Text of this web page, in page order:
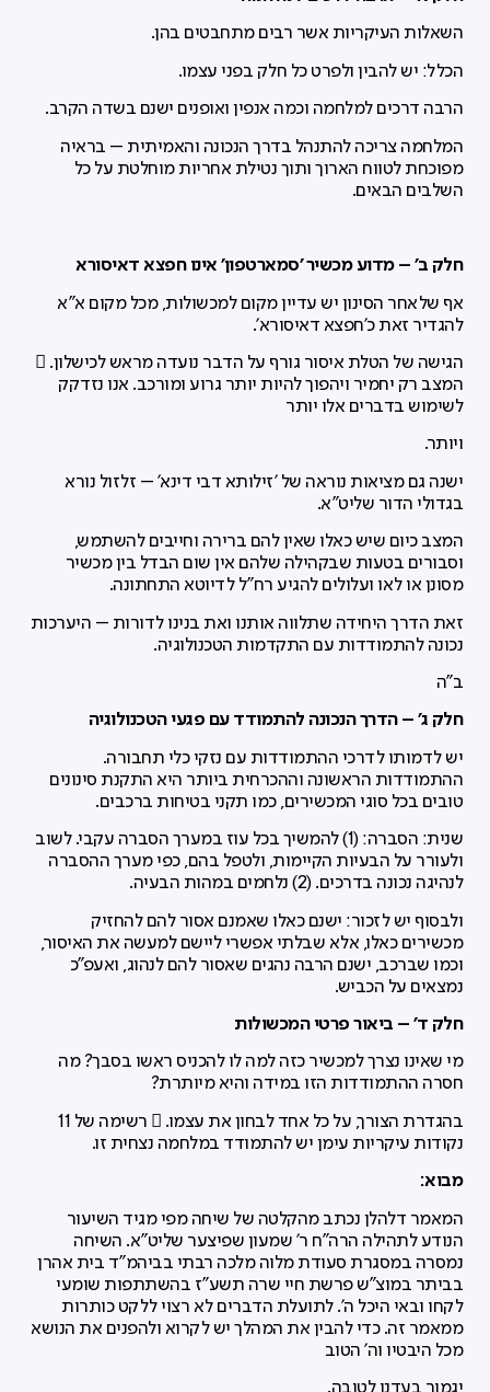
השאלות העיקריות אשר רבים מתחבטים בהן.
הכלל: יש להבין ולפרט כל חלק בפני עצמו.
הרבה דרכים למלחמה וכמה אנפין ואופנים ישנם בשדה הקרב.
המלחמה צריכה להתנהל בדרך הנכונה והאמיתית – בראיה
מפוכחת לטווח הארוך ותוך נטילת אחריות מוחלטת על כל
השלבים הבאים.
חלק ב' – מדוע מכשיר 'סמארטפון' אינו חפצא דאיסורא
אף שלאחר הסינון יש עדיין מקום למכשולות, מכל מקום א"א
להגדיר זאת כ'חפצא דאיסורא'.
הגישה של הטלת איסור גורף על הדבר נועדה מראש לכישלון. 
המצב רק יחמיר ויהפוך להיות יותר גרוע ומורכב. אנו נזדקק
לשימוש בדברים אלו יותר
ויותר.
ישנה גם מציאות נוראה של 'זילותא דבי דינא' – זלזול נורא
בגדולי הדור שליט"א.
המצב כיום שיש כאלו שאין להם ברירה וחייבים להשתמש,
וסבורים בטעות שבקהילה שלהם אין שום הבדל בין מכשיר
מסונן או לאו ועלולים להגיע רח"ל לדיוטא התחתונה.
זאת הדרך היחידה שתלווה אותנו ואת בנינו לדורות – היערכות
נכונה להתמודדות עם התקדמות הטכנולוגיה.
ב"ה
חלק ג' – הדרך הנכונה להתמודד עם פגעי הטכנולוגיה
יש לדמותו לדרכי ההתמודדות עם נזקי כלי תחבורה.
ההתמודדות הראשונה וההכרחית ביותר היא התקנת סינונים
טובים בכל סוגי המכשירים, כמו תקני בטיחות ברכבים.
שנית: הסברה: (1) להמשיך בכל עוז במערך הסברה עקבי. לשוב
ולעורר על הבעיות הקיימות, ולטפל בהם, כפי מערך ההסברה
לנהיגה נכונה בדרכים. (2) נלחמים במהות הבעיה.
ולבסוף יש לזכור: ישנם כאלו שאמנם אסור להם להחזיק
מכשירים כאלו, אלא שבלתי אפשרי ליישם למעשה את האיסור,
וכמו שברכב, ישנם הרבה נהגים שאסור להם לנהוג, ואעפ"כ
נמצאים על הכביש.
חלק ד' – ביאור פרטי המכשולות
מי שאינו נצרך למכשיר כזה למה לו להכניס ראשו בסבך? מה
חסרה ההתמודדות הזו במידה והיא מיותרת?
בהגדרת הצורך, על כל אחד לבחון את עצמו.  רשימה של 11
נקודות עיקריות עימן יש להתמודד במלחמה נצחית זו.
מבוא:
המאמר דלהלן נכתב מהקלטה של שיחה מפי מגיד השיעור
הנודע לתהילה הרה"ח ר' שמעון שפיצער שליט"א. השיחה
נמסרה במסגרת סעודת מלוה מלכה רבתי בביהמ"ד בית אהרן
בביתר במוצ"ש פרשת חיי שרה תשע"ז בהשתתפות שומעי
לקחו ובאי היכל ה'. לתועלת הדברים לא רצוי ללקט כותרות
ממאמר זה. כדי להבין את המהלך יש לקרוא ולהפנים את הנושא
מכל היבטיו וה' הטוב
יגמור בעדנו לטובה.